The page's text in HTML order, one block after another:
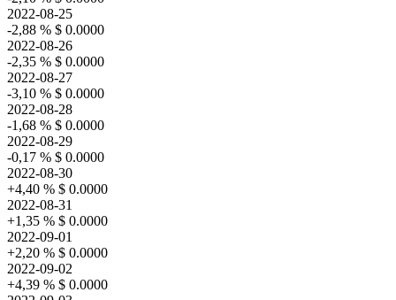
2022-08-25
-2,88 % $ 0.0000
2022-08-26
-2,35 % $ 0.0000
2022-08-27
-3,10 % $ 0.0000
2022-08-28
-1,68 % $ 0.0000
2022-08-29
-0,17 % $ 0.0000
2022-08-30
+4,40 % $ 0.0000
2022-08-31
+1,35 % $ 0.0000
2022-09-01
+2,20 % $ 0.0000
2022-09-02
+4,39 % $ 0.0000